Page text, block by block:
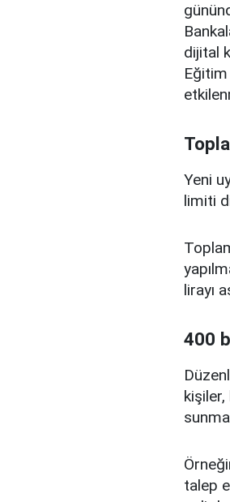
dijital
Yeni
limiti
lirayı
400
talep